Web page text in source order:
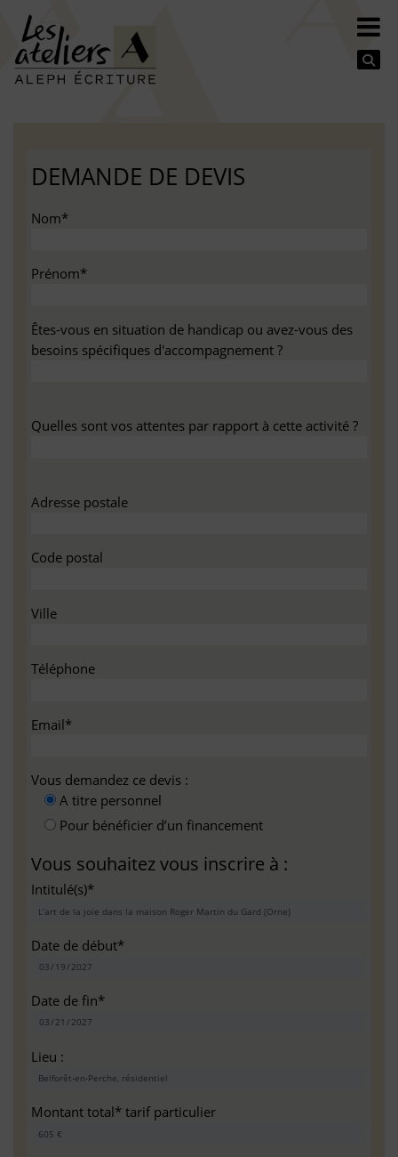
DEMANDE DE DEVIS
Nom*
Prénom*
Êtes-vous en situation de handicap ou avez-vous des
besoins spécifiques d'accompagnement ?
Quelles sont vos attentes par rapport à cette activité ?
Adresse postale
Code postal
Ville
Téléphone
Email*
Vous demandez ce devis :
A titre personnel
Pour bénéficier d’un financement
Vous souhaitez vous inscrire à :
Intitulé(s)*
Date de début*
Date de fin*
Lieu :
Montant total* tarif particulier